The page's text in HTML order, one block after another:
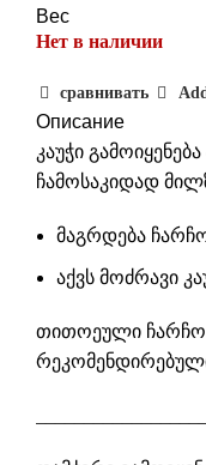
Вес
Нет в наличии
сравнивать
Описание
კაუჭი
ჩამოსაკიდად
მაგრდება
აქვს მოძრავი
თითოეული